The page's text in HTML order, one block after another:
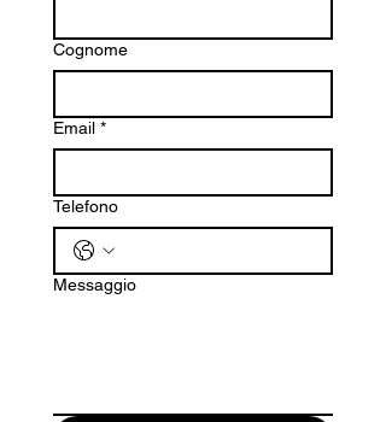
Cognome
Email *
Telefono
Messaggio